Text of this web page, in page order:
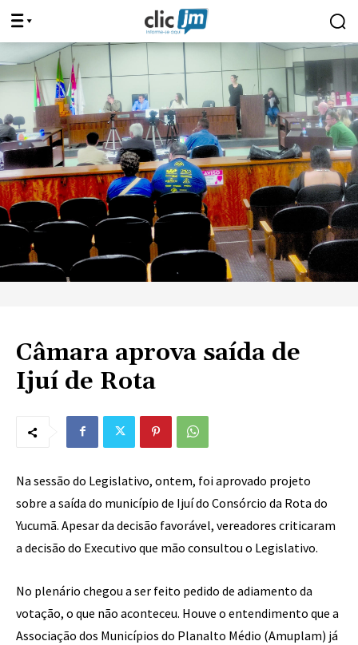
Câmara aprova saída de
Ijuí de Rota
Na sessão do Legislativo, ontem, foi aprovado projeto
sobre a saída do município de Ijuí do Consórcio da Rota do
Yucumã. Apesar da decisão favorável, vereadores criticaram
a decisão do Executivo que mão consultou o Legislativo.
No plenário chegou a ser feito pedido de adiamento da
votação, o que não aconteceu. Houve o entendimento que a
Associação dos Municípios do Planalto Médio (Amuplam) já